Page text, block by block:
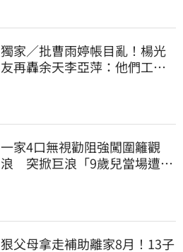
獨家／批曹雨婷帳目亂！楊光
友再轟余天李亞萍：他們工會
一家4口無視勸阻強闖圍籬觀
浪 突掀巨浪「9歲兒當場遭捲
狠父母拿走補助離家8月！13子